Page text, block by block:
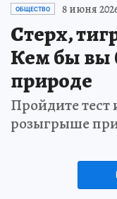
ОБЩЕСТВО 8 июня
Стерх,
Кем бы вы
природе
Пройдите тест
розыгрыше